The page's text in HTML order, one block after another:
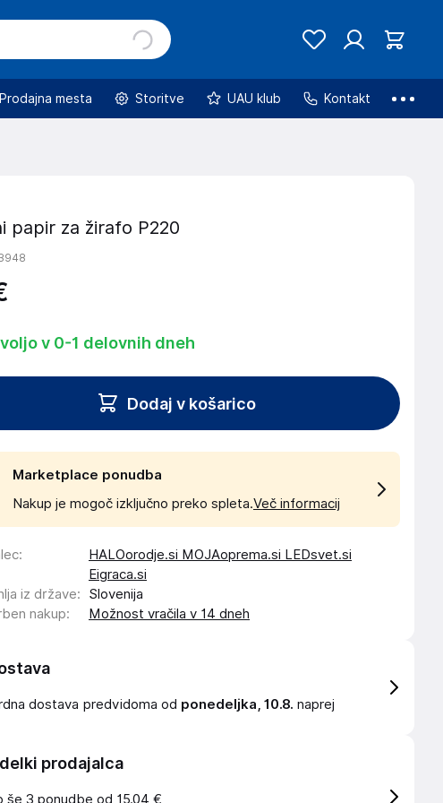
Prodajna mesta Storitve UAU klub Kontakt
papir za žirafo P220
voljo v 0-1 delovnih dneh
Dodaj v košarico
Marketplace ponudba
Nakup je mogoč izključno preko spleta.Več informacij
:
HALOorodje.si MOJAoprema.si LEDsvet.si
Eigraca.si
iz države:
Slovenija
nakup: Možnost vračila v 14 dneh
dostava predvidoma od ponedeljka, 10.8. naprej
prodajalca
še 3 ponudbe od 15.04 €